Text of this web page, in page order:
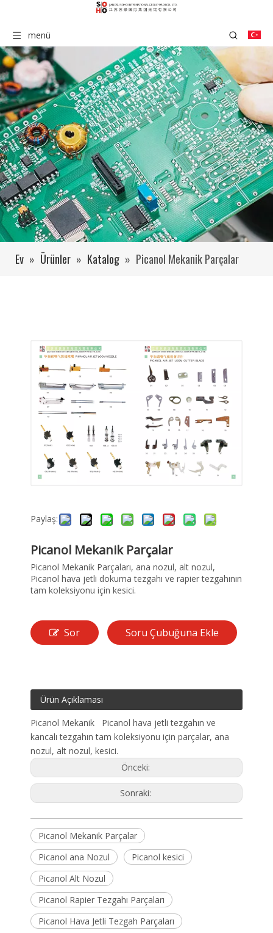
menü
Ev » Ürünler » Katalog » Picanol Mekanik Parçalar
Paylaş:
Picanol Mekanik Parçalar
Picanol Mekanik Parçaları, ana nozul, alt nozul,
Picanol hava jetli dokuma tezgahı ve rapier tezgahının
tam koleksiyonu için kesici.
Sor Soru Çubuğuna Ekle
Ürün Açıklaması
Picanol Mekanik Picanol hava jetli tezgahın ve
kancalı tezgahın tam koleksiyonu için parçalar, ana
nozul, alt nozul, kesici.
Önceki:
Sonraki:
Picanol Mekanik Parçalar
Picanol ana Nozul
Picanol kesici
Picanol Alt Nozul
Picanol Rapier Tezgahı Parçaları
Picanol Hava Jetli Tezgah Parçaları